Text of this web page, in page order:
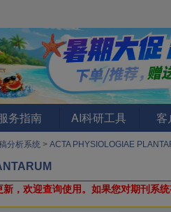
务指南 AI科研工具 客
分析系统 > ACTA PHYSIOLOGIAE
，欢迎查询使用。 如果您对期刊系